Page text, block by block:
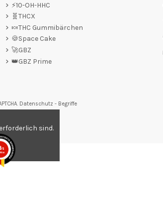
⚡10-OH-HHC
🧬THCX
🍬THC Gummibärchen
🍪Space Cake
🚀GBZ
👑GBZ Prime
Datenschutz - Begriffe
sind.
/5